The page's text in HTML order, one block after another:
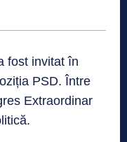
fost invitat în
PSD. Între
Extraordinar